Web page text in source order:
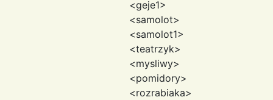
<geje1>
<samolot>
<samolot1>
<teatrzyk>
<mysliwy>
<pomidory>
<rozrabiaka>